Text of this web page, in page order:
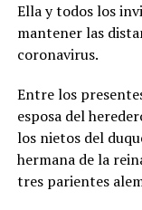
Ella y todos los
mantener las
coronavirus.
Entre los
esposa del
los nietos del
hermana de la
tres parientes